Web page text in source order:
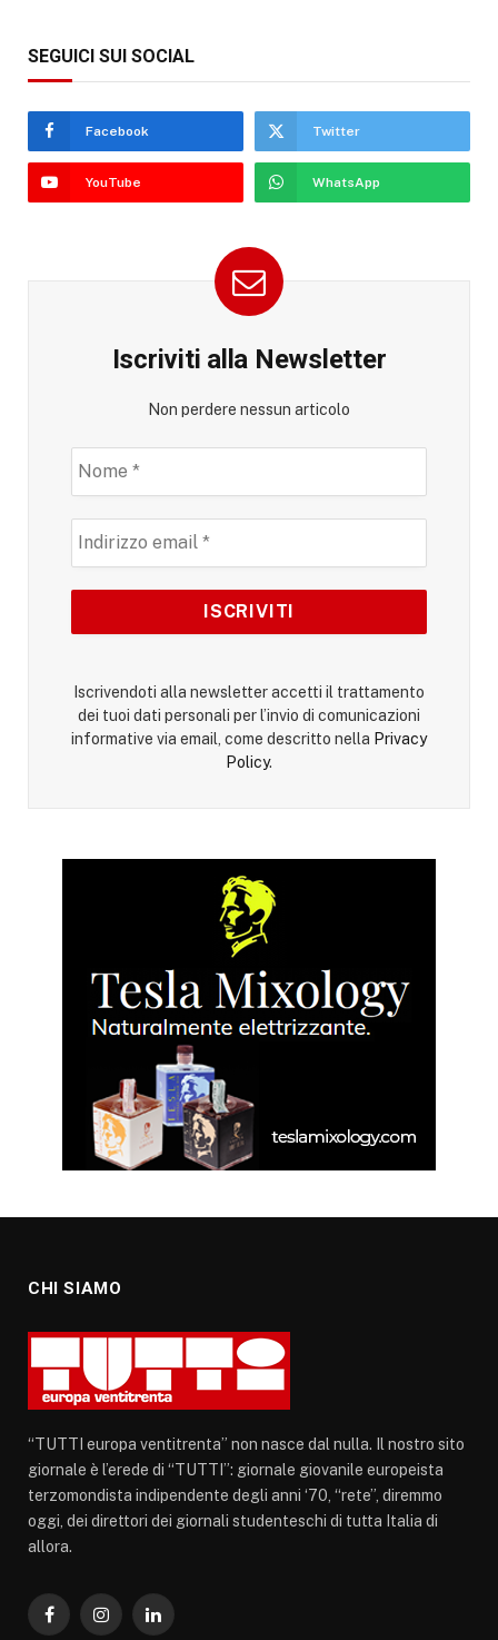
SEGUICI SUI SOCIAL
Facebook Twitter
YouTube WhatsApp
Iscriviti alla Newsletter
Non perdere nessun articolo
Iscrivendoti alla newsletter accetti il trattamento
dei tuoi dati personali per l’invio di comunicazioni
informative via email, come descritto nella Privacy
Policy.
CHI SIAMO
“TUTTI europa ventitrenta” non nasce dal nulla. Il nostro sito
giornale è l’erede di “TUTTI”: giornale giovanile europeista
terzomondista indipendente degli anni ‘70, “rete”, diremmo
oggi, dei direttori dei giornali studenteschi di tutta Italia di
allora.
FacebookInstagramLinkedIn